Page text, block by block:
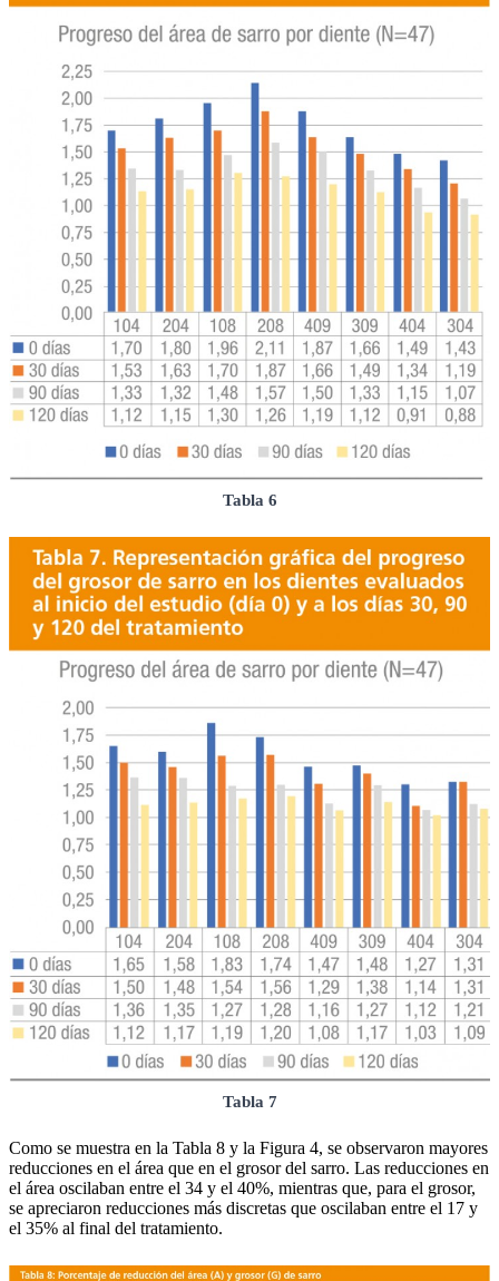
Tabla 6
Tabla 7
Como se muestra en la Tabla 8 y la Figura 4, se observaron mayores
reducciones en el área que en el grosor del sarro. Las reducciones en
el área oscilaban entre el 34 y el 40%, mientras que, para el grosor,
se apreciaron reducciones más discretas que oscilaban entre el 17 y
el 35% al final del tratamiento.